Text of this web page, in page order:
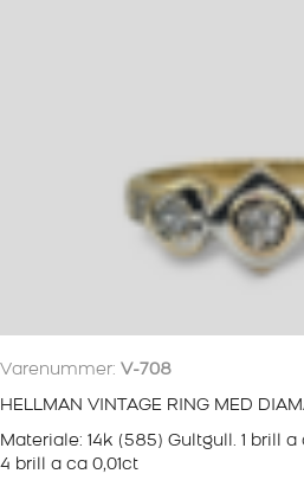
Varenummer: V-708
HELLMAN VINTAGE RING MED
Materiale: 14k (585) Gultgull. 1 brill
4 brill a ca 0,01ct